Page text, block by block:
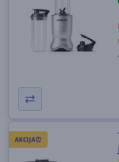
AKCIJA⏰